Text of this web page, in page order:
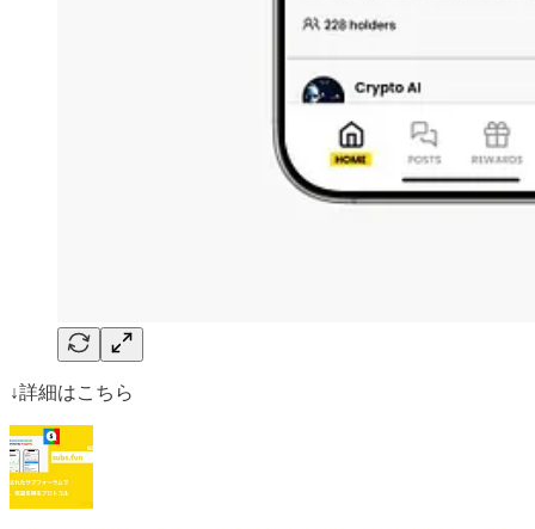
↓詳細はこちら